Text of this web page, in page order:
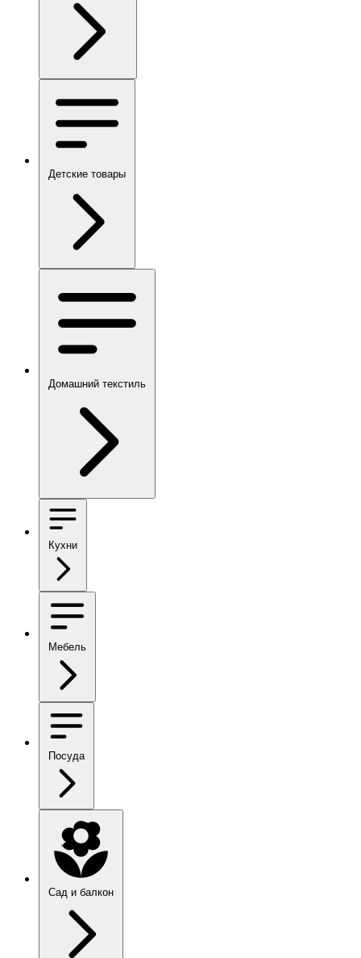
Детские товары
Домашний текстиль
Кухни
Мебель
Посуда
Сад и балкон